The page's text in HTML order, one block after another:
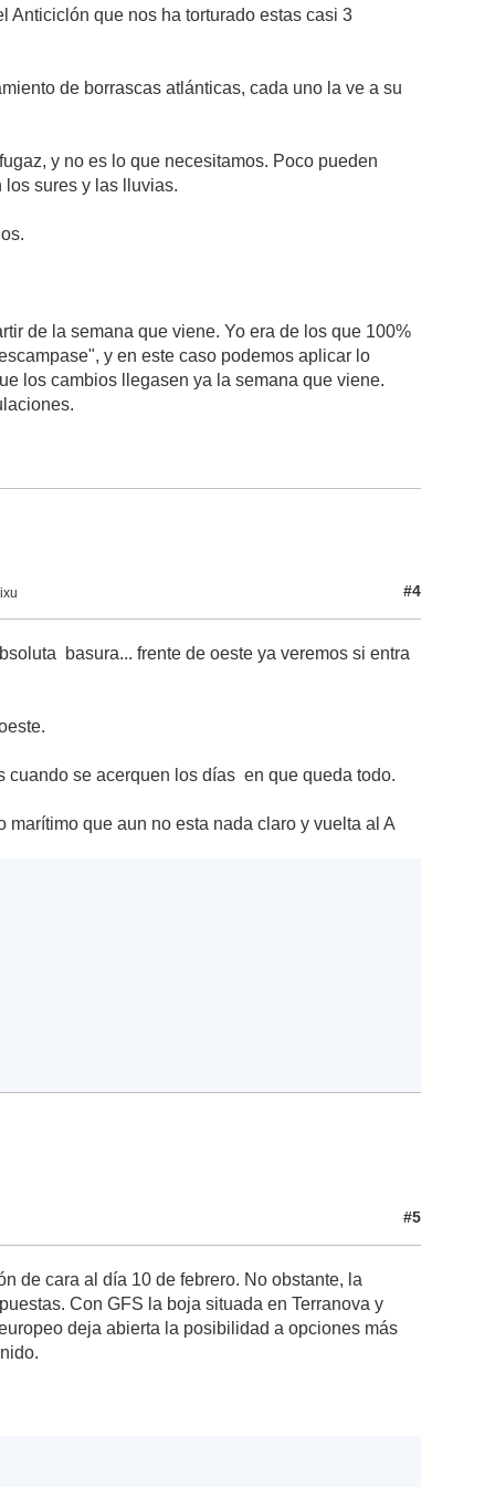
Anticiclón que nos ha torturado estas casi 3
de borrascas atlánticas, cada uno la ve a su
y no es lo que necesitamos. Poco pueden
sures y las lluvias.
de la semana que viene. Yo era de los que 100%
y en este caso podemos aplicar lo
los cambios llegasen ya la semana que viene.
#4
basura... frente de oeste ya veremos si entra
se acerquen los días en que queda todo.
que aun no esta nada claro y vuelta al A
#5
de cara al día 10 de febrero. No obstante, la
Con GFS la boja situada en Terranova y
deja abierta la posibilidad a opciones más